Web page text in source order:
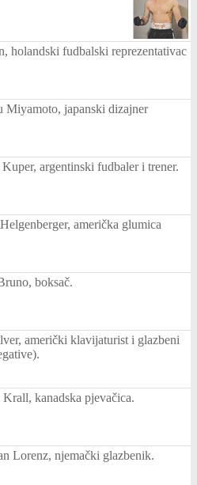
holandski fudbalski reprezentativac
Miyamoto, japanski dizajner
argentinski fudbaler i trener.
američka glumica
boksač.
američki klavijaturist i glazbeni
kanadska pjevačica.
Lorenz, njemački glazbenik.